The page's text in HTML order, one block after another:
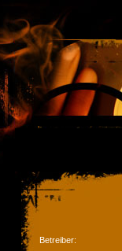
Betreiber: